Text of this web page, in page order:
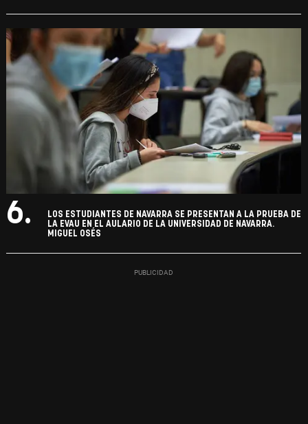
6.
LOS ESTUDIANTES DE NAVARRA SE PRESENTAN A LA PRUEBA DE
LA EVAU EN EL AULARIO DE LA UNIVERSIDAD DE NAVARRA.
MIGUEL OSÉS